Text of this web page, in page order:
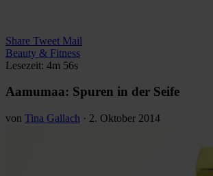
Share Tweet Mail
Beauty & Fitness
Lesezeit: 4m 56s
Aamumaa: Spuren in der Seife
von Tina Gallach · 2. Oktober 2014